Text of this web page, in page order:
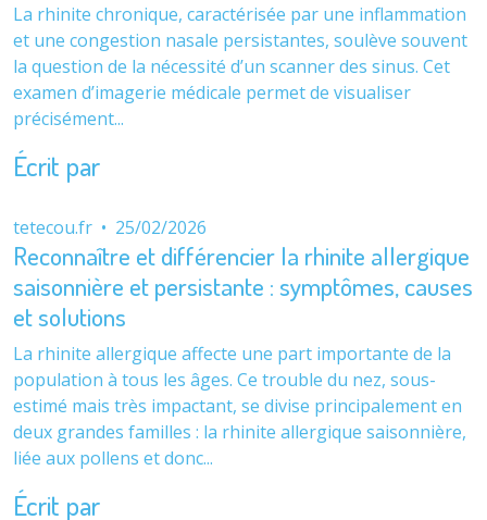
La rhinite chronique, caractérisée par une inflammation
et une congestion nasale persistantes, soulève souvent
la question de la nécessité d’un scanner des sinus. Cet
examen d’imagerie médicale permet de visualiser
précisément...
Écrit par
tetecou.fr • 25/02/2026
Reconnaître et différencier la rhinite allergique
saisonnière et persistante : symptômes, causes
et solutions
La rhinite allergique affecte une part importante de la
population à tous les âges. Ce trouble du nez, sous-
estimé mais très impactant, se divise principalement en
deux grandes familles : la rhinite allergique saisonnière,
liée aux pollens et donc...
Écrit par